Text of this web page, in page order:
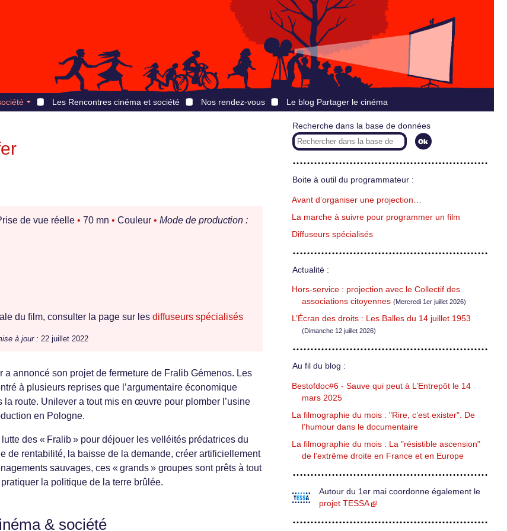
Les Rencontres cinéma et société Nos rendez-vous Le blog Partager le cinéma
de vue réelle • 70 mn • Couleur • Mode de production :
du film, consulter la page sur les diffuseurs spécialisés
à jour : 22 juillet 2022
annoncé son projet de fermeture de Fralib Gémenos. Les
à plusieurs reprises que l’argumentaire économique
route. Unilever a tout mis en œuvre pour plomber l’usine
en Pologne.
des « Fralib » pour déjouer les velléités prédatrices du
de rentabilité, la baisse de la demande, créer artificiellement
sauvages, ces « grands » groupes sont prêts à tout
la politique de la terre brûlée.
& société
Recherche dans la base de données
Boite à outil du programmateur :
Avant d’organiser une projection…
La marche à suivre pour programmer un film
Diffuseurs spécialisés
Actualité :
Hors-service : projection avec le Collectif des
associations citoyennes (Mercredi 1er juillet 2026)
L’Écran des droits : Les Balles du 14 juillet 1953
(Dimanche 12 juillet 2026)
Au fil du blog :
Bestofdoc#6 - Sauve qui peut à L’Entrepôt le 14
mars 2025
La filmographie du mois : "Rire, c’est exister". De
l’humour dans le documentaire
La filmographie du mois : La "résistible ascension"
de l’extrême droite en France et en Europe
Autour du 1er mai coordonne également le
projet TESSA